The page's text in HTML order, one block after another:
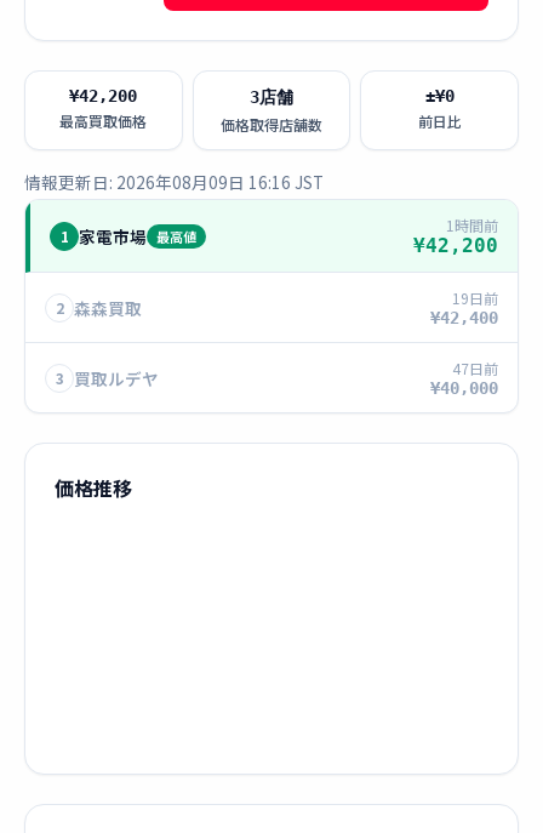
¥42,200
最高買取価格
3店舗
価格取得店舗数
±¥0
前日比
情報更新日: 2026年08月09日 16:16 JST
1 家電市場 最高値
1時間前
¥42,200
2 森森買取 19日前
¥42,400
3 買取ルデヤ 47日前
¥40,000
価格推移